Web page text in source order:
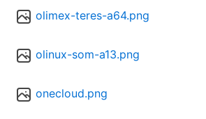
olimex-teres-a64.png
olinux-som-a13.png
onecloud.png